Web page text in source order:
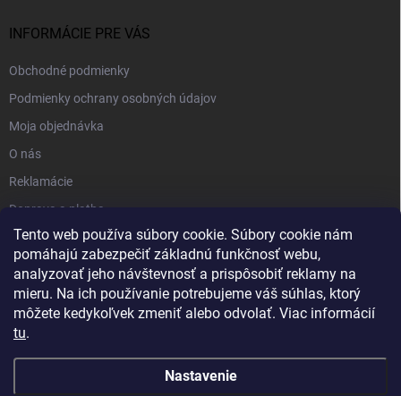
Tento web používa súbory cookie. Súbory cookie nám
pomáhajú zabezpečiť základnú funkčnosť webu,
analyzovať jeho návštevnosť a prispôsobiť reklamy na
mieru. Na ich používanie potrebujeme váš súhlas, ktorý
môžete kedykoľvek zmeniť alebo odvolať. Viac informácií
tu.
Nastavenie
INFORMÁCIE PRE VÁS
Obchodné podmienky
Podmienky ochrany osobných údajov
Moja objednávka
O nás
Reklamácie
Doprava a platba
Kontakt
Blog